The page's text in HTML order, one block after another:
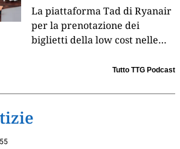
La piattaforma Tad di Ryanair
per la prenotazione dei
biglietti della low cost nelle
subbuglio il mercato della
Tutto TTG Podcast